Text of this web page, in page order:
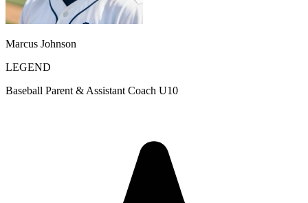
Marcus Johnson
LEGEND
Baseball Parent & Assistant Coach U10